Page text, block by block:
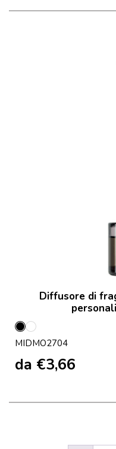
Diffusore di
NeroTrasparente
MIDMO2704
da €3,66